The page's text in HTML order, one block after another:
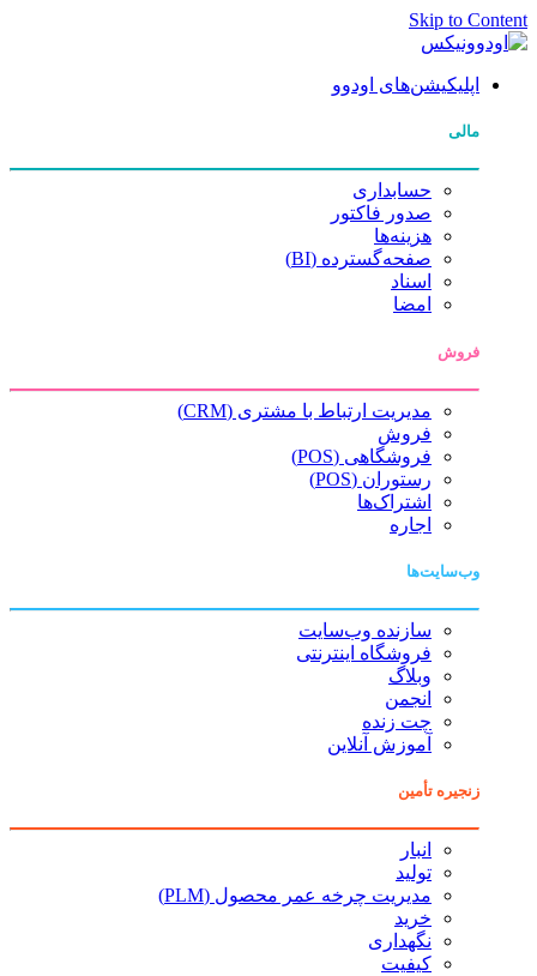
Skip to Content
اپلیکیشن‌های اودوو
مالی
حسابداری
صدور فاکتور
هزینه‌ها
صفحه‌گسترده (BI)
اسناد
امضا
فروش
مدیریت ارتباط با مشتری (CRM)
فروش
فروشگاهی (POS)
رستوران (POS)
اشتراک‌ها
اجاره
وب‌سایت‌ها
سازنده وب‌سایت
فروشگاه اینترنتی
وبلاگ
انجمن
چت زنده
آموزش آنلاین
زنجیره تأمین
انبار
تولید
مدیریت چرخه عمر محصول (PLM)
خرید
نگهداری
کیفیت